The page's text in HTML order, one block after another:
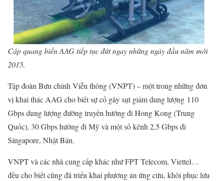
Cáp quang biển AAG tiếp tục đứt ngay những ngày đầu năm mới
2015.
Tập đoàn Bưu chính Viễn thông (VNPT) – một trong những đơn
vị khai thác AAG cho biết sự cố gây sụt giảm dung lượng 110
Gbps dung lượng đường truyền hướng đi Hong Kong (Trung
Quốc), 30 Gbps hướng đi Mỹ và một số kênh 2,5 Gbps đi
Singapore, Nhật Bản.
VNPT và các nhà cung cấp khác như FPT Telecom, Viettel…
đều cho biết cũng đã triển khai phương án ứng cứu, khôi phục lưu